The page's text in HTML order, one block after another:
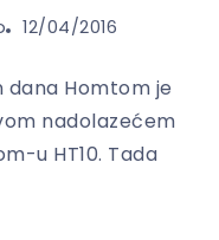
12/04/2016
dana Homtom je
nadolazećem
u HT10. Tada